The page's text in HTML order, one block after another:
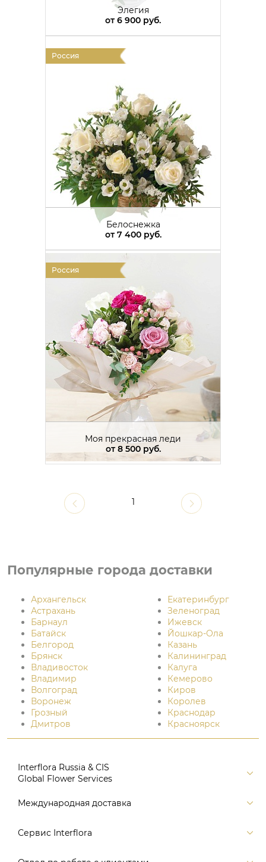
Элегия
от6 900 руб.
Россия
Белоснежка
от7 400 руб.
Россия
Моя прекрасная леди
от8 500 руб.
1
Популярные города доставки
Архангельск
Астрахань
Барнаул
Батайск
Белгород
Брянск
Владивосток
Владимир
Волгоград
Воронеж
Грозный
Дмитров
Екатеринбург
Зеленоград
Ижевск
Йошкар-Ола
Казань
Калининград
Калуга
Кемерово
Киров
Королев
Краснодар
Красноярск
Interflora Russia & CIS
Global Flower Services
Версия для печати
Поиск
Международная доставка
Россия
Сервис Interflora